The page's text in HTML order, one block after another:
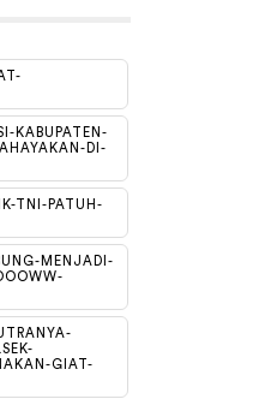
KABUPATEN-
DI-
TNI-PATUH-
MENJADI-
GIAT-